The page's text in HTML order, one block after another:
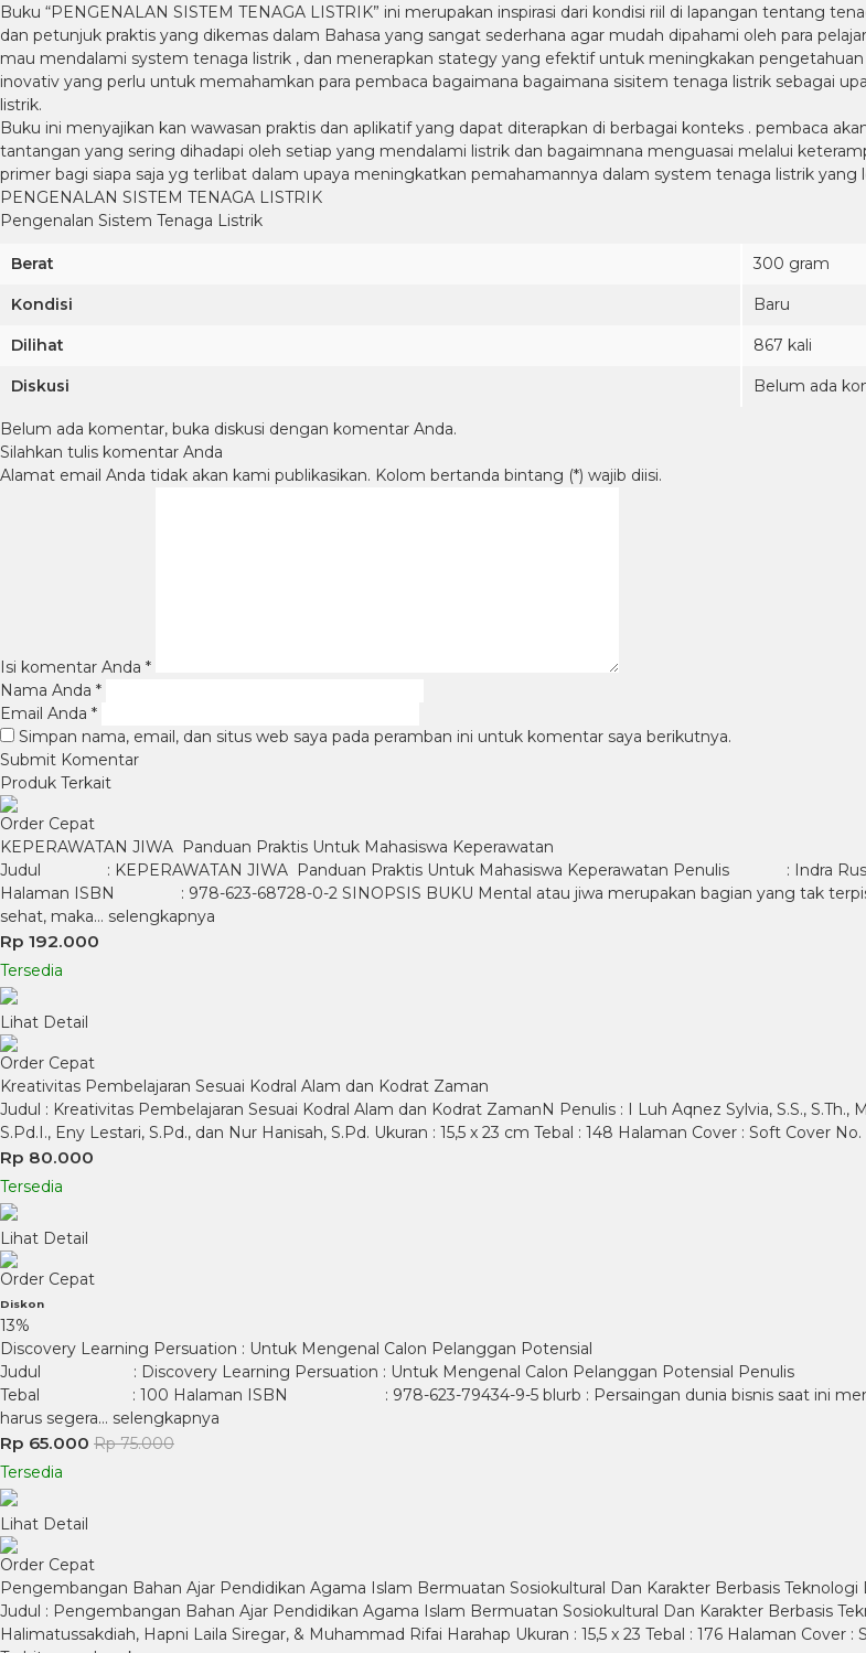
Buku “PENGENALAN SISTEM TENAGA LISTRIK” ini merupakan inspirasi dari kondisi riil di lapangan tentang
dan petunjuk praktis yang dikemas dalam Bahasa yang sangat sederhana agar mudah dipahami oleh para
mau mendalami system tenaga listrik , dan menerapkan stategy yang efektif untuk meningkakan
inovativ yang perlu untuk memahamkan para pembaca bagaimana bagaimana sisitem tenaga listrik sebagai
listrik.
Buku ini menyajikan kan wawasan praktis dan aplikatif yang dapat diterapkan di berbagai konteks . pembaca
tantangan yang sering dihadapi oleh setiap yang mendalami listrik dan bagaimnana menguasai melalui
primer bagi siapa saja yg terlibat dalam upaya meningkatkan pemahamannya dalam system tenaga listrik yang
PENGENALAN SISTEM TENAGA LISTRIK
Pengenalan Sistem Tenaga Listrik
Berat 300 gram
Kondisi Baru
Dilihat 867 kali
Diskusi Belum ada
Belum ada komentar, buka diskusi dengan komentar Anda.
Silahkan tulis komentar Anda
Alamat email Anda tidak akan kami publikasikan. Kolom bertanda bintang (*) wajib diisi.
Isi komentar Anda *
Nama Anda *
Email Anda *
Simpan nama, email, dan situs web saya pada peramban ini untuk komentar saya berikutnya.
Produk Terkait
Order Cepat
KEPERAWATAN JIWA Panduan Praktis Untuk Mahasiswa Keperawatan
Judul : KEPERAWATAN JIWA Panduan Praktis Untuk Mahasiswa Keperawatan Penulis : Indra
Halaman ISBN : 978-623-68728-0-2 SINOPSIS BUKU Mental atau jiwa merupakan bagian yang tak
sehat, maka… selengkapnya
Rp 192.000
Tersedia
Lihat Detail
Order Cepat
Kreativitas Pembelajaran Sesuai Kodral Alam dan Kodrat Zaman
Judul : Kreativitas Pembelajaran Sesuai Kodral Alam dan Kodrat ZamanN Penulis : I Luh Aqnez Sylvia, S.S., S.Th.,
S.Pd.I., Eny Lestari, S.Pd., dan Nur Hanisah, S.Pd. Ukuran : 15,5 x 23 cm Tebal : 148 Halaman Cover : Soft Cover
Rp 80.000
Tersedia
Lihat Detail
Order Cepat
Diskon
13%
Discovery Learning Persuation : Untuk Mengenal Calon Pelanggan Potensial
Judul : Discovery Learning Persuation : Untuk Mengenal Calon Pelanggan Potensial
Tebal : 100 Halaman ISBN : 978-623-79434-9-5 blurb : Persaingan dunia bisnis saat ini mencapai
harus segera… selengkapnya
Rp 65.000 Rp 75.000
Tersedia
Lihat Detail
Order Cepat
Pengembangan Bahan Ajar Pendidikan Agama Islam Bermuatan Sosiokultural Dan Karakter Berbasis Teknologi
Judul : Pengembangan Bahan Ajar Pendidikan Agama Islam Bermuatan Sosiokultural Dan Karakter Berbasis
Halimatussakdiah, Hapni Laila Siregar, & Muhammad Rifai Harahap Ukuran : 15,5 x 23 Tebal : 176 Halaman